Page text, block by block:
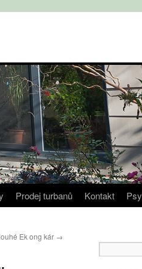
Prodej turbanů Kontakt
Ek ong kár →